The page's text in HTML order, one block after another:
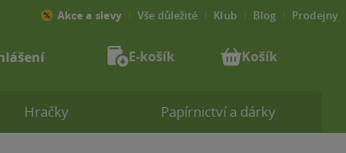
Hračky Papírnictví a dárky
Akce a slevy Vše důležité Klub Blog Prodejny
E-košík Košík